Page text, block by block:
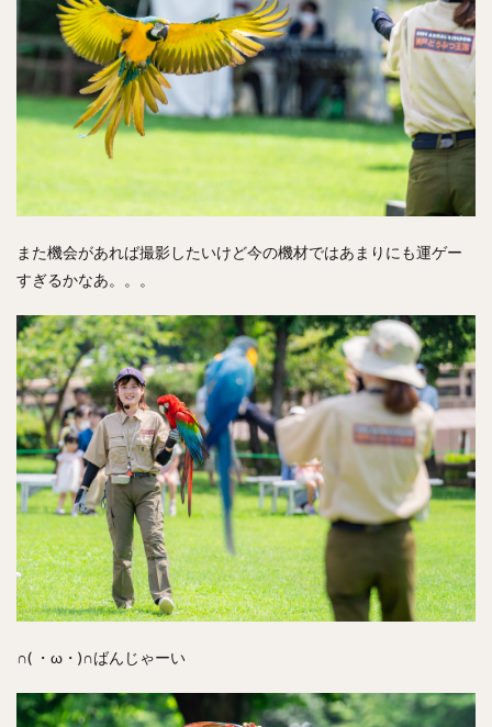
また機会があれば撮影したいけど今の機材ではあまりにも運ゲー
すぎるかなあ。。。
∩( ・ω・)∩ばんじゃーい